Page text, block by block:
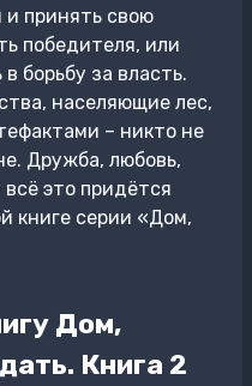
принять свою
победителя, или
борьбу за власть.
населяющие лес,
– никто не
Дружба, любовь,
это придётся
книге серии «Дом,
Дом,
Книга 2